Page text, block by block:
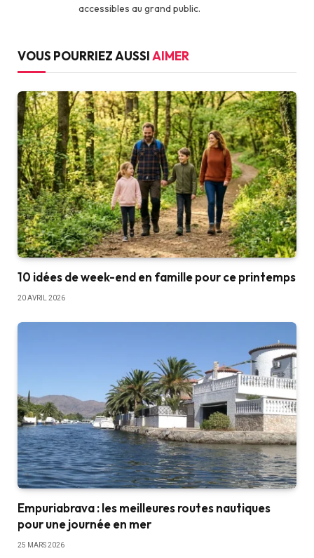
accessibles au grand public.
VOUS POURRIEZ AUSSIAIMER
10 idées de week-end en famille pour ce printemps
20 AVRIL 2026
Empuriabrava : les meilleures routes nautiques
pour une journée en mer
25 MARS 2026